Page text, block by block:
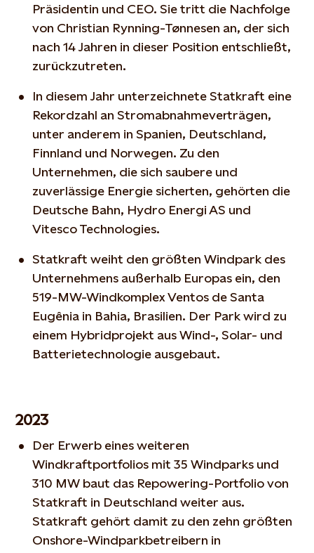
Präsidentin und CEO. Sie tritt die Nachfolge
von Christian Rynning-Tønnesen an, der sich
nach 14 Jahren in dieser Position entschließt,
zurückzutreten.
In diesem Jahr unterzeichnete Statkraft eine
Rekordzahl an Stromabnahmeverträgen,
unter anderem in Spanien, Deutschland,
Finnland und Norwegen. Zu den
Unternehmen, die sich saubere und
zuverlässige Energie sicherten, gehörten die
Deutsche Bahn, Hydro Energi AS und
Vitesco Technologies.
Statkraft weiht den größten Windpark des
Unternehmens außerhalb Europas ein, den
519-MW-Windkomplex Ventos de Santa
Eugênia in Bahia, Brasilien. Der Park wird zu
einem Hybridprojekt aus Wind-, Solar- und
Batterietechnologie ausgebaut.
2023
Der Erwerb eines weiteren
Windkraftportfolios mit 35 Windparks und
310 MW baut das Repowering-Portfolio von
Statkraft in Deutschland weiter aus.
Statkraft gehört damit zu den zehn größten
Onshore-Windparkbetreibern in